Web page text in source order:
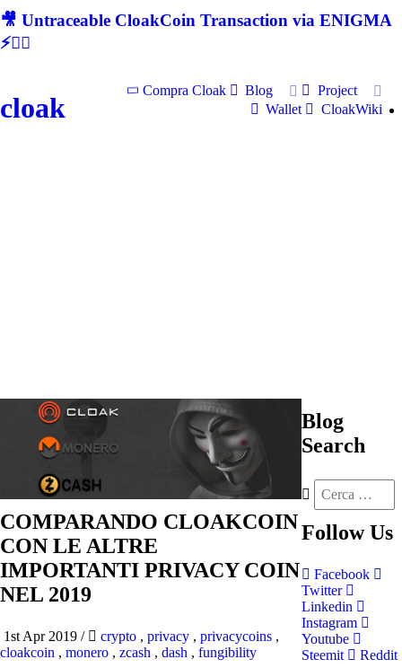
🎥 Untraceable CloakCoin Transaction via ENIGMA
⚡🕵‍♂
cloak
Compra Cloak Blog
Project
Wallet
CloakWiki
COMPARANDO CLOAKCOIN
CON LE ALTRE
IMPORTANTI PRIVACY COIN
NEL 2019
1st Apr 2019 / crypto , privacy , privacycoins ,
cloakcoin , monero , zcash , dash , fungibility
Blog
Search
Follow Us
Facebook
Twitter
Linkedin
Instagram
Youtube
Steemit
Reddit